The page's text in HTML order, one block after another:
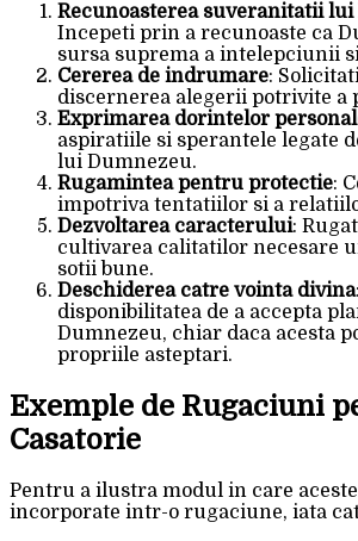
Recunoasterea suveranitatii
Incepeti prin a recunoaste ca
sursa suprema a intelepciunii
Cererea de indrumare:
discernerea alegerii potrivite a
Exprimarea dorintelor
aspiratiile si sperantele legate
lui Dumnezeu.
Rugamintea pentru protectie:
impotriva tentatiilor si a
Dezvoltarea caracterului:
cultivarea calitatilor necesare
sotii bune.
Deschiderea catre vointa divina
disponibilitatea de a accepta
Dumnezeu, chiar daca acesta
propriile asteptari.
Exemple de Rugaciuni
Casatorie
Pentru a ilustra modul in care
incorporate intr-o rugaciune, iata